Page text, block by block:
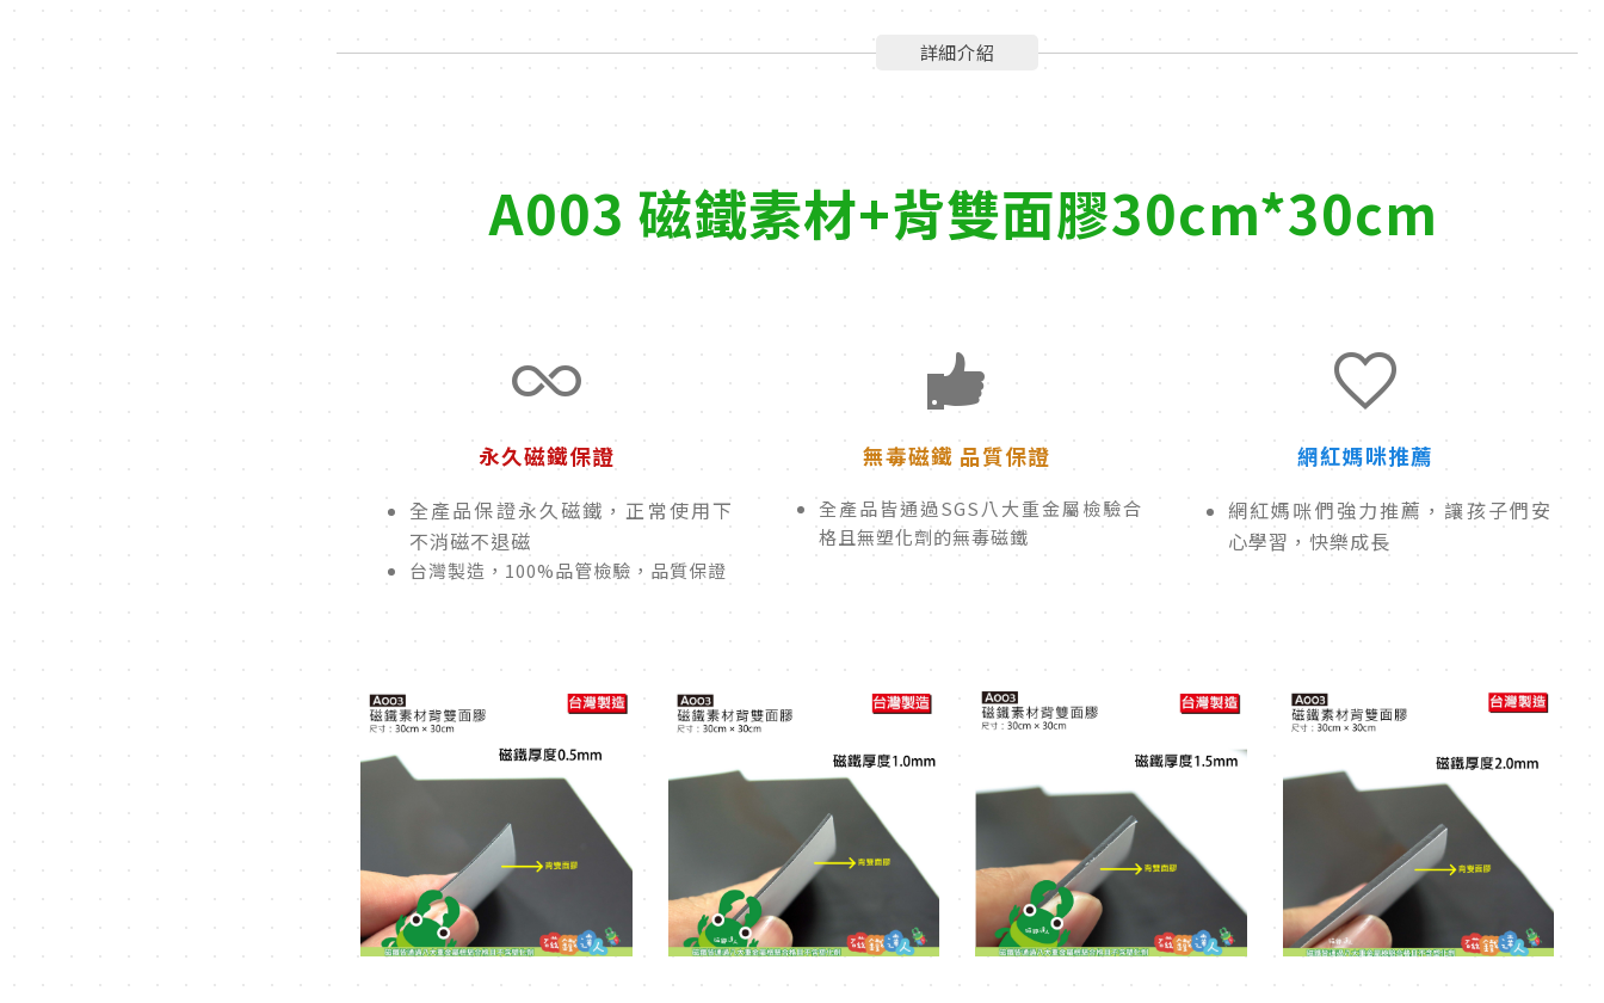
詳細介紹
A003 磁鐵素材+背雙面膠30cm*30cm
永久磁鐵保證
全產品保證永久磁鐵，正常使用下
不消磁不退磁
台灣製造，100%品管檢驗，品質保證
無毒磁鐵 品質保證
全產品皆通過SGS八大重金屬檢驗合
格且無塑化劑的無毒磁鐵
網紅媽咪推薦
網紅媽咪們強力推薦，讓孩子們安
心學習，快樂成長